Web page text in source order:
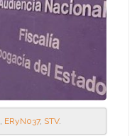
, ERyN037, STV.